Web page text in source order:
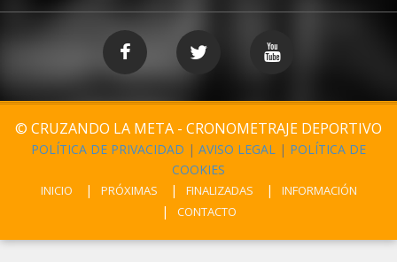
© CRUZANDO LA META - CRONOMETRAJE DEPORTIVO
POLÍTICA DE PRIVACIDAD | AVISO LEGAL | POLÍTICA DE
COOKIES
INICIO PRÓXIMAS FINALIZADAS
INFORMACIÓN
CONTACTO